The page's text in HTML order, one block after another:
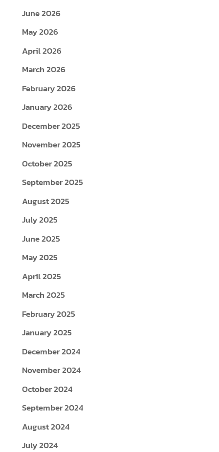
June 2026
May 2026
April 2026
March 2026
February 2026
January 2026
December 2025
November 2025
October 2025
September 2025
August 2025
July 2025
June 2025
May 2025
April 2025
March 2025
February 2025
January 2025
December 2024
November 2024
October 2024
September 2024
August 2024
July 2024